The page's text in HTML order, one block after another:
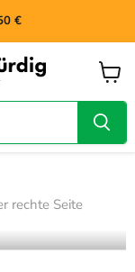
€
rechte Seite